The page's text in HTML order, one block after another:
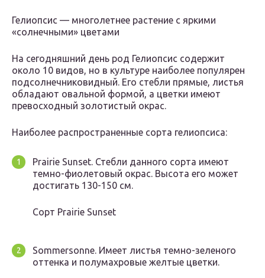
Гелиопсис — многолетнее растение с яркими
«солнечными» цветами
На сегодняшний день род Гелиопсис содержит
около 10 видов, но в культуре наиболее популярен
подсолнечниковидный. Его стебли прямые, листья
обладают овальной формой, а цветки имеют
превосходный золотистый окрас.
Наиболее распространенные сорта гелиопсиса:
Prairie Sunset. Стебли данного сорта имеют
темно-фиолетовый окрас. Высота его может
достигать 130-150 см.
Сорт Prairie Sunset
Sommersonne. Имеет листья темно-зеленого
оттенка и полумахровые желтые цветки.